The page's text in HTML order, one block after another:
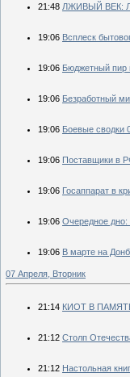
21:48 ЛЖИВЫЙ ВЕК:
19:06 Всплеск
19:06 Бюджетный пир
19:06 Безработный
19:06 Боевые сводки
19:06 Поставщики в
19:06 Госаппарат в
19:06 Очередное дно:
19:06 В марте на
07 Апреля, Вторник
21:14 КИОТ В
21:12 Столп
21:12 Настольная